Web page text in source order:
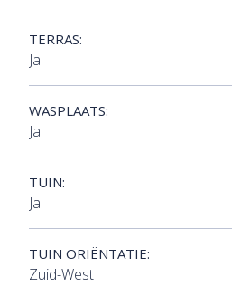
TERRAS:
Ja
WASPLAATS:
Ja
TUIN:
Ja
TUIN ORIËNTATIE:
Zuid-West